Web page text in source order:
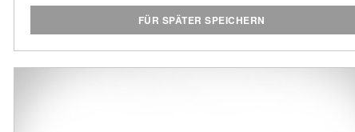
all you have to supply is some sweat and an epic workout
soundtrack.
Sizing:
FÜR SPÄTER SPEICHERN